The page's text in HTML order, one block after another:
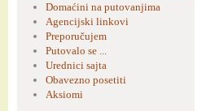
Domaćini na putovanjima
Agencijski linkovi
Preporučujem
Putovalo se ...
Urednici sajta
Obavezno posetiti
Aksiomi